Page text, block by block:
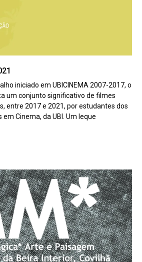
iniciado em UBICINEMA 2007-2017, o
um conjunto significativo de filmes
entre 2017 e 2021, por estudantes dos
em Cinema, da UBI. Um leque